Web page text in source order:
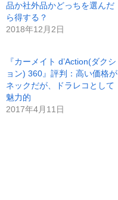
品か社外品かどっちを選んだ
ら得する？
2018年12月2日
『カーメイト d’Action(ダクシ
ョン) 360』評判：高い価格が
ネックだが、ドラレコとして
魅力的
2017年4月11日